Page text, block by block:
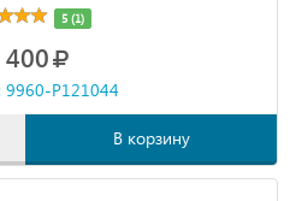
5 (1)
400
9960-P121044
В корзину